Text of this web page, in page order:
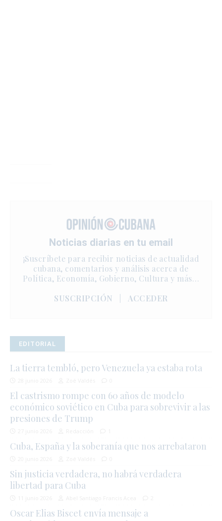
Noticias diarias en tu email
¡Suscríbete para recibir noticias de actualidad
cubana, comentarios y análisis acerca de
Política, Economía, Gobierno, Cultura y más…
SUSCRIPCIÓN
ACCEDER
EDITORIAL
La tierra tembló, pero Venezuela ya estaba rota
El castrismo rompe con 60 años de modelo
económico soviético en Cuba para sobrevivir a las
presiones de Trump
Cuba, España y la soberanía que nos arrebataron
Sin justicia verdadera, no habrá verdadera
libertad para Cuba
Oscar Elias Biscet envía mensaje a